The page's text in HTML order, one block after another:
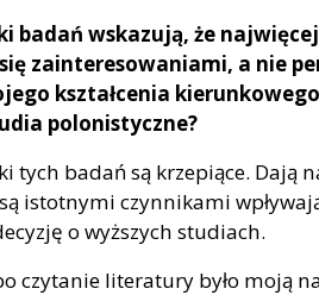
badań wskazują, że
zainteresowaniami, a nie
kształcenia
polonistyczne?
tych badań są krzepiące. Dają
istotnymi czynnikami
o wyższych studiach.
czytanie literatury było moją